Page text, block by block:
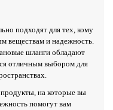
подходят для тех, кому
веществам и надежность.
шланги обладают
отличным выбором для
на которые вы
помогут вам